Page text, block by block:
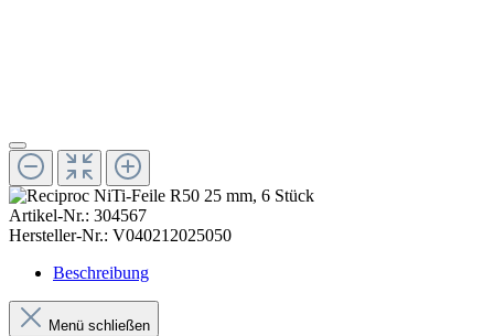
Artikel-Nr.: 304567
Hersteller-Nr.: V040212025050
Beschreibung
Menü schließen